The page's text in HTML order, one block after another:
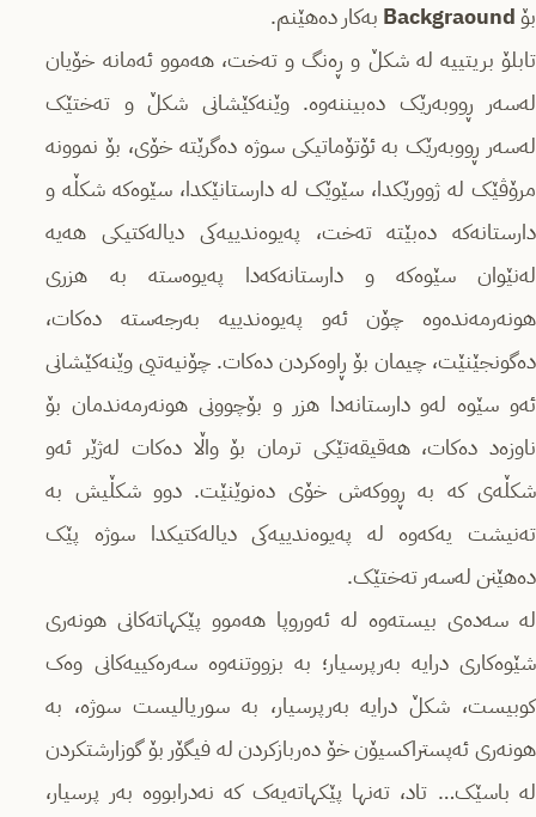
بۆBackgraound بەکار دەهێنم.
تابلۆ بریتییە لە شکڵ و ڕەنگ و تەخت، هەموو ئەمانە خۆیان
لەسەر ڕووبەرێک دەبیننەوە. وێنەکێشانی شکڵ و تەختێک
لەسەر ڕووبەرێک بە ئۆتۆماتیکی سوژە دەگرێتە خۆی، بۆ نموونە
مرۆڤێک لە ژوورێکدا، سێوێک لە دارستانێکدا، سێوەکە شکڵە و
دارستانەکە دەبێتە تەخت، پەیوەندییەکی دیالەکتیکی هەیە
لەنێوان سێوەکە و دارستانەکەدا پەیوەستە بە هزری
هونەرمەندەوە چۆن ئەو پەیوەندییە بەرجەستە دەکات،
دەگونجێنێت، چیمان بۆ ڕاوەکردن دەکات. چۆنیەتیی وێنەکێشانی
ئەو سێوە لەو دارستانەدا هزر و بۆچوونی هونەرمەندمان بۆ
ناوزەد دەکات، هەقیقەتێکی ترمان بۆ واڵا دەکات لەژێر ئەو
شکڵەی کە بە ڕووکەش خۆی دەنوێنێت. دوو شکڵیش بە
تەنیشت یەکەوە لە پەیوەندییەکی دیالەکتیکدا سوژە پێک
دەهێنن لەسەر تەختێک.
لە سەدەی بیستەوە لە ئەوروپا هەموو پێکهاتەکانی هونەری
شێوەکاری درایە بەرپرسیار؛ بە بزووتنەوە سەرەکییەکانی وەک
کوبیست، شکڵ درایە بەرپرسیار، بە سوریالیست سوژە، بە
هونەری ئەپستراکسیۆن خۆ دەربازکردن لە فیگۆر بۆ گوزارشتکردن
لە باسێک… تاد، تەنها پێکهاتەیەک کە نەدرابووە بەر پرسیار،